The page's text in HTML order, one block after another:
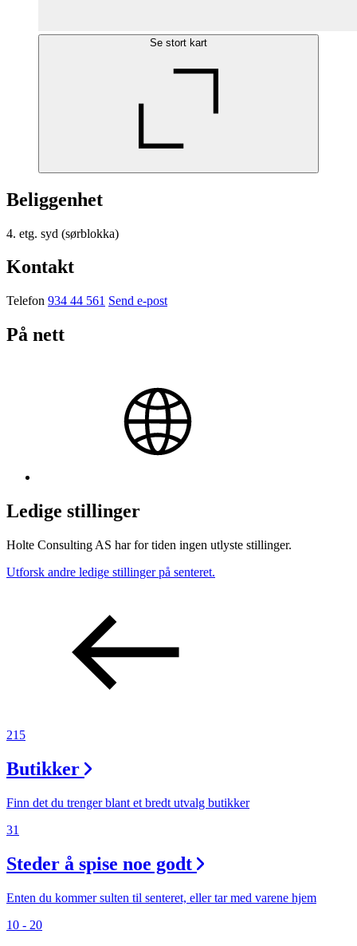
Se stort kart
Beliggenhet
4. etg. syd (sørblokka)
Kontakt
Telefon 934 44 561 Send e-post
På nett
Ledige stillinger
Holte Consulting AS har for tiden ingen utlyste stillinger.
Utforsk andre ledige stillinger på senteret.
215
Butikker
Finn det du trenger blant et bredt utvalg butikker
31
Steder å spise noe godt
Enten du kommer sulten til senteret, eller tar med varene hjem
10 - 20